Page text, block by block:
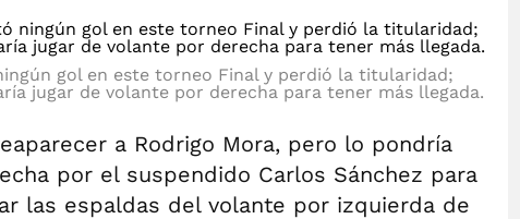
gol en este torneo Final y perdió la titularidad;
jugar de volante por derecha para tener más llegada.
a Rodrigo Mora, pero lo pondría
por el suspendido Carlos Sánchez para
las espaldas del volante por izquierda de